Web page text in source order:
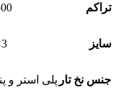
تراکم
سایز 3×2
جنس نخ تار پلی استر و